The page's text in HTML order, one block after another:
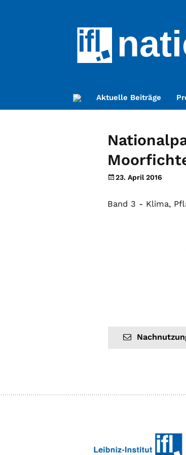
Zum
Inhalt
Aktuelle Beiträge
23. April 2016
Band 3 - Klima,